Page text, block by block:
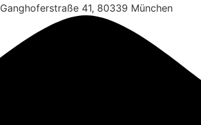
Ganghoferstraße 41, 80339 München